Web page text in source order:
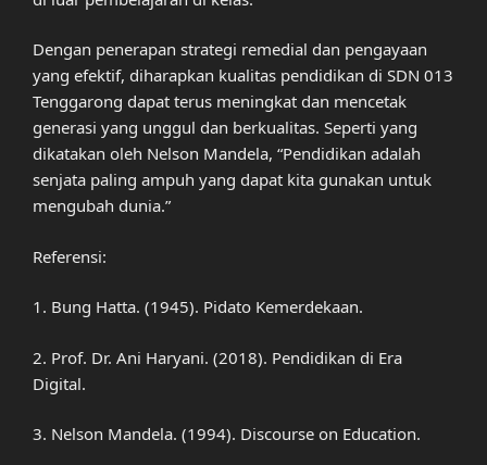
Dengan penerapan strategi remedial dan pengayaan
yang efektif, diharapkan kualitas pendidikan di SDN 013
Tenggarong dapat terus meningkat dan mencetak
generasi yang unggul dan berkualitas. Seperti yang
dikatakan oleh Nelson Mandela, “Pendidikan adalah
senjata paling ampuh yang dapat kita gunakan untuk
mengubah dunia.”
Referensi:
1. Bung Hatta. (1945). Pidato Kemerdekaan.
2. Prof. Dr. Ani Haryani. (2018). Pendidikan di Era
Digital.
3. Nelson Mandela. (1994). Discourse on Education.